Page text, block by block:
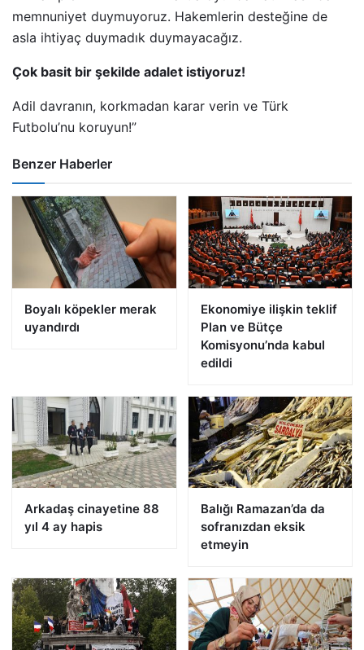
memnuniyet duymuyoruz. Hakemlerin desteğine de
asla ihtiyaç duymadık duymayacağız.
Çok basit bir şekilde adalet istiyoruz!
Adil davranın, korkmadan karar verin ve Türk
Futbolu’nu koruyun!”
Benzer Haberler
Boyalı köpekler merak
uyandırdı
Ekonomiye ilişkin teklif
Plan ve Bütçe
Komisyonu’nda kabul
edildi
Arkadaş cinayetine 88
yıl 4 ay hapis
Balığı Ramazan’da da
sofranızdan eksik
etmeyin